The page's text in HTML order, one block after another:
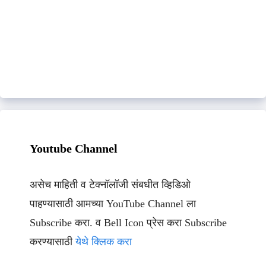
Youtube Channel
असेच माहिती व टेक्नॉलॉजी संबधीत व्हिडिओ
पाहण्यासाठी आमच्या YouTube Channel ला
Subscribe करा. व Bell Icon प्रेस करा Subscribe
करण्यासाठीयेथे क्लिक करा